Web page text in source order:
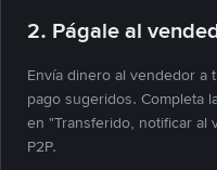
2. Págale al
Envía dinero al vendedor a
pago sugeridos. Completa
en "Transferido, notificar al
P2P.